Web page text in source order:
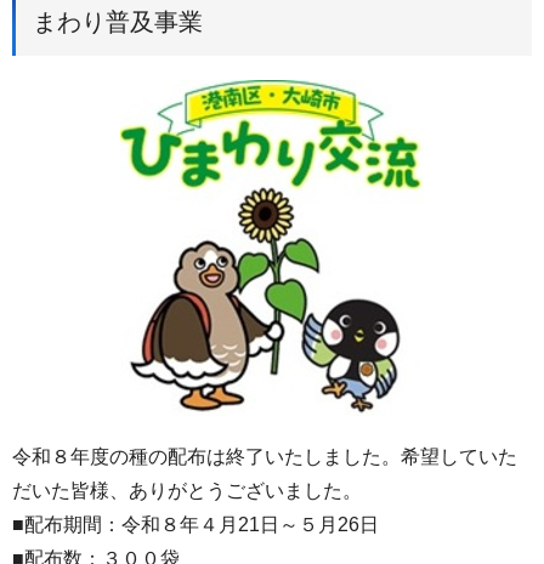
まわり普及事業
令和８年度の種の配布は終了いたしました。希望していた
だいた皆様、ありがとうございました。
■配布期間：令和８年４月21日～５月26日
■配布数：３００袋